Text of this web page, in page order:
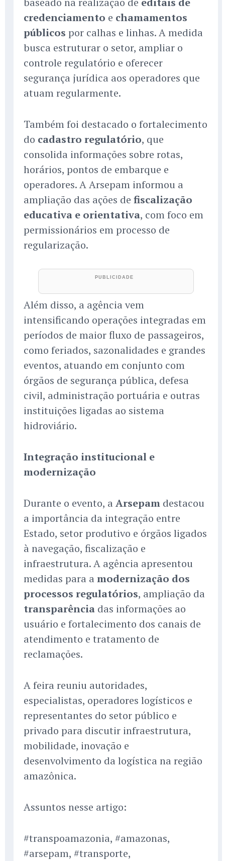
credenciamento e chamamentos
públicos por calhas e linhas. A medida
busca estruturar o setor, ampliar o
controle regulatório e oferecer
segurança jurídica aos operadores que
atuam regularmente.
Também foi destacado o fortalecimento
do cadastro regulatório, que
consolida informações sobre rotas,
horários, pontos de embarque e
operadores. A Arsepam informou a
ampliação das ações de fiscalização
educativa e orientativa, com foco em
permissionários em processo de
regularização.
Além disso, a agência vem
intensificando operações integradas em
períodos de maior fluxo de passageiros,
como feriados, sazonalidades e grandes
eventos, atuando em conjunto com
órgãos de segurança pública, defesa
civil, administração portuária e outras
instituições ligadas ao sistema
hidroviário.
Integração institucional e
modernização
Durante o evento, a Arsepam destacou
a importância da integração entre
Estado, setor produtivo e órgãos ligados
à navegação, fiscalização e
infraestrutura. A agência apresentou
medidas para a modernização dos
processos regulatórios, ampliação da
transparência das informações ao
usuário e fortalecimento dos canais de
atendimento e tratamento de
reclamações.
A feira reuniu autoridades,
especialistas, operadores logísticos e
representantes do setor público e
privado para discutir infraestrutura,
mobilidade, inovação e
desenvolvimento da logística na região
amazônica.
Assuntos nesse artigo:
#transpoamazonia, #amazonas,
#arsepam, #transporte,